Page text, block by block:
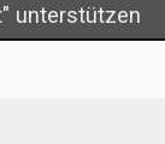
unterstützen